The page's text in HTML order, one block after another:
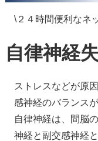
\２４時間便利なネ
自律神経
ストレスなどが原
感神経のバランス
自律神経は、間脳
神経と副交感神経